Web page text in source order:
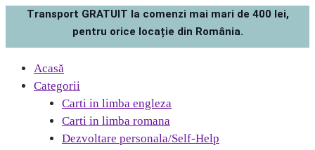
Transport GRATUIT la comenzi mai mari de 400 lei,
pentru orice locație din România.
Acasă
Categorii
Carti in limba engleza
Carti in limba romana
Dezvoltare personala/Self-Help